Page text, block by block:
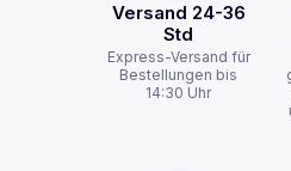
Versand 24-36
Std
Express-Versand für
Bestellungen bis
14:30 Uhr